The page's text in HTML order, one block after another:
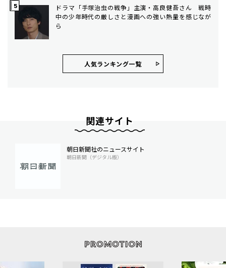
ドラマ「手塚治虫の戦争」主演・高良健吾さん 戦時
中の少年時代の厳しさと漫画への強い熱量を感じなが
ら
人気ランキング⼀覧
関連サイト
朝日新聞社のニュースサイト
朝日新聞（デジタル版）